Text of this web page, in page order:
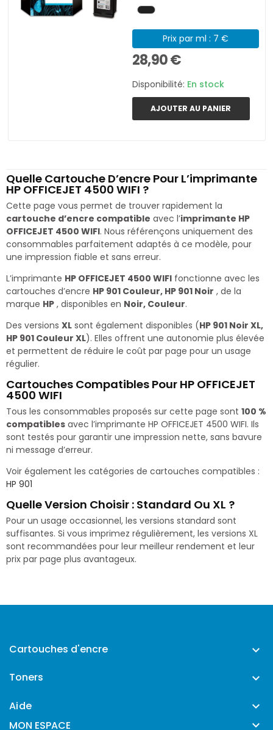
Prix par ml : 7 €
28,90 €
Disponibilité: En stock
AJOUTER AU PANIER
Quelle Cartouche D’encre Pour L’imprimante
HP OFFICEJET 4500 WIFI ?
Cette page vous permet de trouver rapidement la
cartouche d’encre compatible avec l’imprimante HP
OFFICEJET 4500 WIFI. Nous référençons uniquement des
consommables parfaitement adaptés à ce modèle, pour
une impression fiable et sans erreur.
L’imprimante HP OFFICEJET 4500 WIFI fonctionne avec les
cartouches d’encre HP 901 Couleur, HP 901 Noir , de la
marque HP , disponibles en Noir, Couleur.
Des versions XL sont également disponibles (HP 901 Noir XL,
HP 901 Couleur XL). Elles offrent une autonomie plus élevée
et permettent de réduire le coût par page pour un usage
régulier.
Cartouches Compatibles Pour HP OFFICEJET
4500 WIFI
Tous les consommables proposés sur cette page sont 100 %
compatibles avec l’imprimante HP OFFICEJET 4500 WIFI. Ils
sont testés pour garantir une impression nette, sans bavure
ni message d’erreur.
Voir également les catégories de cartouches compatibles :
HP 901
Quelle Version Choisir : Standard Ou XL ?
Pour un usage occasionnel, les versions standard sont
suffisantes. Si vous imprimez régulièrement, les versions XL
sont recommandées pour leur meilleur rendement et leur
prix par page plus avantageux.
Cartouches d'encre 
Toners 
Aide 
MON ESPACE 